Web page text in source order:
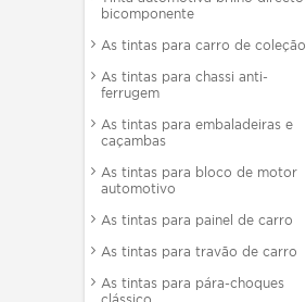
bicomponente
As tintas para carro de coleção
As tintas para chassi anti-
ferrugem
As tintas para embaladeiras e
caçambas
As tintas para bloco de motor
automotivo
As tintas para painel de carro
As tintas para travão de carro
As tintas para pára-choques